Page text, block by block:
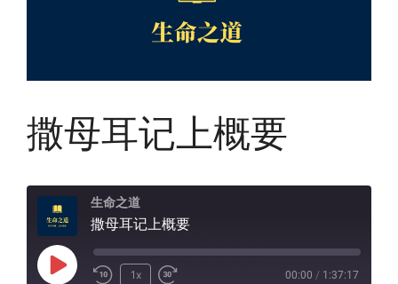
撒母耳记上概要
生命之道
撒母耳记上概要
Play
1x 00:00 / 1:37:17